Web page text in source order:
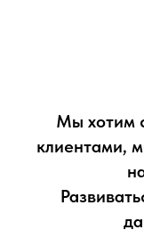
Мы хотим
клиентами,